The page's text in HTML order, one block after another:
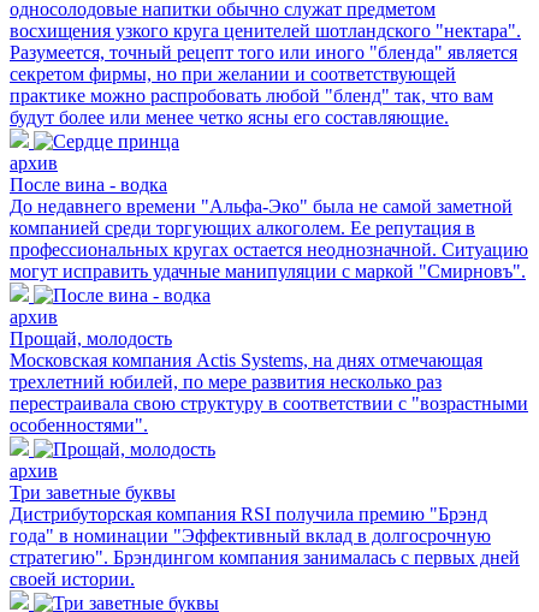
односолодовые напитки обычно служат предметом
восхищения узкого круга ценителей шотландского "нектара".
Разумеется, точный рецепт того или иного "бленда" является
секретом фирмы, но при желании и соответствующей
практике можно распробовать любой "бленд" так, что вам
будут более или менее четко ясны его составляющие.
архив
После вина - водка
До недавнего времени "Альфа-Эко" была не самой заметной
компанией среди торгующих алкоголем. Ее репутация в
профессиональных кругах остается неоднозначной. Ситуацию
могут исправить удачные манипуляции с маркой "Смирновъ".
архив
Прощай, молодость
Московская компания Actis Systems, на днях отмечающая
трехлетний юбилей, по мере развития несколько раз
перестраивала свою структуру в соответствии с "возрастными
особенностями".
архив
Три заветные буквы
Дистрибуторская компания RSI получила премию "Брэнд
года" в номинации "Эффективный вклад в долгосрочную
стратегию". Брэндингом компания занималась с первых дней
своей истории.